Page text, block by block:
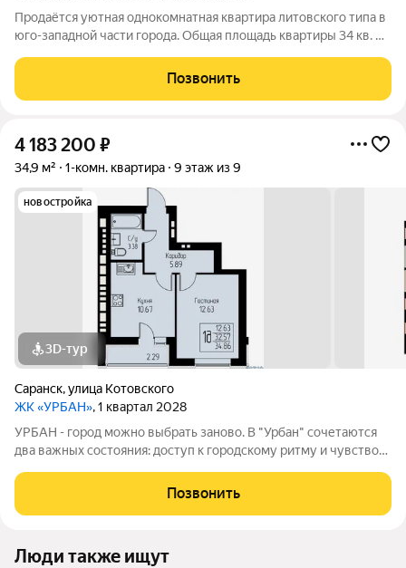
Продаётся уютная однокомнатная квартира литовского типа в
юго-западной части города. Общая площадь квартиры 34 кв. м.
пластиковые окна. Удобный выход на балкон из кухни и из
комнаты. Балкон
Позвонить
4 183 200 ₽
34,9 м² 1-комн. квартира 9 этаж из 9
новостройка
3D-тур
Саранск,улица Котовского
ЖК «УРБАН», 1 квартал 2028
УРБАН - город можно выбрать заново. В "Урбан" сочетаются
два важных состояния: доступ к городскому ритму и чувство
удобная городская база: понятные маршруты, близость
инфраструктуры,
Позвонить
Люди также ищут